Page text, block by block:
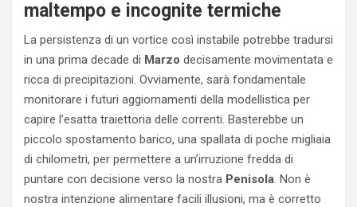
maltempo e incognite termiche
La persistenza di un vortice così instabile potrebbe tradursi
in una prima decade di Marzo decisamente movimentata e
ricca di precipitazioni. Ovviamente, sarà fondamentale
monitorare i futuri aggiornamenti della modellistica per
capire l’esatta traiettoria delle correnti. Basterebbe un
piccolo spostamento barico, una spallata di poche migliaia
di chilometri, per permettere a un’irruzione fredda di
puntare con decisione verso la nostra Penisola . Non è
nostra intenzione alimentare facili illusioni, ma è corretto